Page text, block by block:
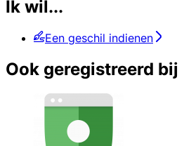
Ik wil...
Een geschil indienen
Ook geregistreerd bij